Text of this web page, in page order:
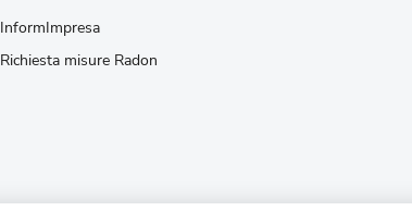
InformImpresa
Richiesta misure Radon